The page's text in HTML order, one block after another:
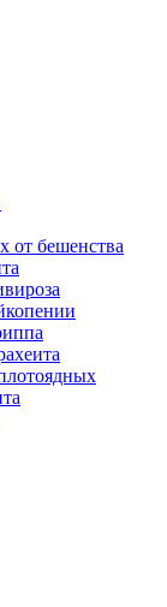
от бешенства